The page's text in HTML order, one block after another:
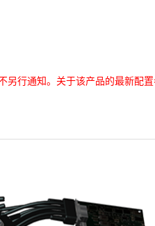
行通知。关于该产品的最新配置